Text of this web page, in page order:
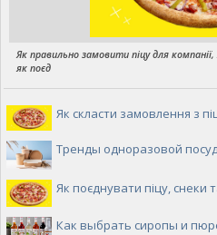
Як правильно замовити піцу для
як поєд
Як скласти замовлення з
Тренды одноразовой
Як поєднувати піцу, снеки
Как выбрать сиропы и